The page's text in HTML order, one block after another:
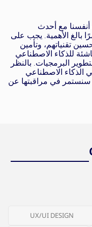
مع أحدث
بالغ الأهمية. يجب على
تقنياتهم، وتأمين
للذكاء الاصطناعي
البرمجيات. بالنظر
الذكاء الاصطناعي
سنستمر في مراقبتها عن
UX/UI DESIGN